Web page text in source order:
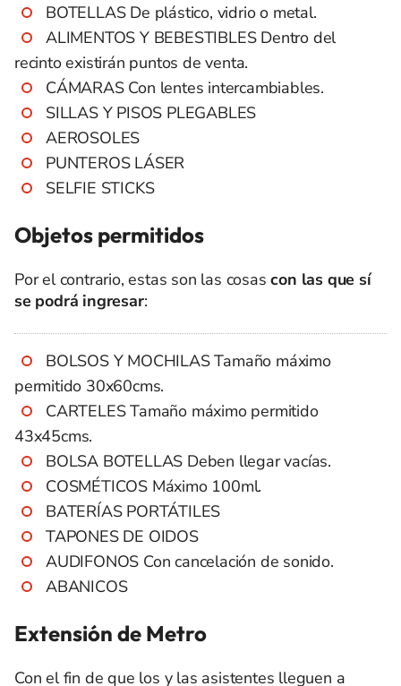
BOTELLAS De plástico, vidrio o metal.
ALIMENTOS Y BEBESTIBLES Dentro del
recinto existirán puntos de venta.
CÁMARAS Con lentes intercambiables.
SILLAS Y PISOS PLEGABLES
AEROSOLES
PUNTEROS LÁSER
SELFIE STICKS
Objetos permitidos
Por el contrario, estas son las cosascon las que sí
se podrá ingresar:
BOLSOS Y MOCHILAS Tamaño máximo
permitido 30x60cms.
CARTELES Tamaño máximo permitido
43x45cms.
BOLSA BOTELLAS Deben llegar vacías.
COSMÉTICOS Máximo 100ml.
BATERÍAS PORTÁTILES
TAPONES DE OIDOS
AUDIFONOS Con cancelación de sonido.
ABANICOS
Extensión de Metro
Con el fin de que los y las asistentes lleguen a